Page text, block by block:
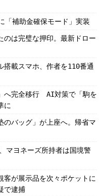
補助金確保モード」実装
のは完璧な押印。最新ドロー
載スマホ、作者を110番通
へ完全移行 AI対策で「駒を
に
のバッグ」が上座へ。帰省マ
マヨネーズ所持者は国境警
客が展示品を次々ポケットに
で逮捕